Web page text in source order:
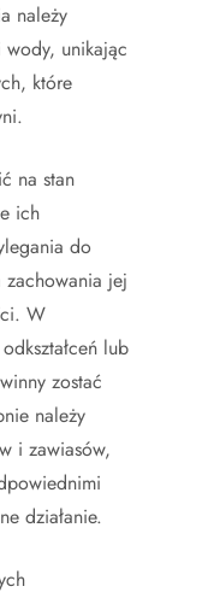
należy
wody, unikając
które
na stan
ich
do
zachowania jej
W
lub
zostać
należy
i zawiasów,
działanie.